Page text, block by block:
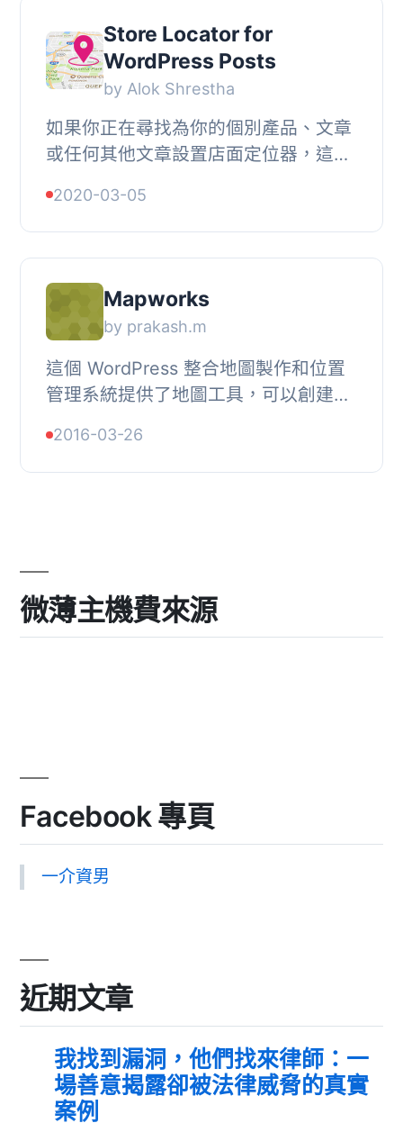
Store Locator for
WordPress Posts
by Alok Shrestha
如果你正在尋找為你的個別產品、文章
或任何其他文章設置店面定位器，這就
個易於使用的外掛程式，允許你創建店
面並在使用...
2020-03-05
Mapworks
by prakash.m
這個 WordPress 整合地圖製作和位置
管理系統提供了地圖工具，可以創建店
址地圖，並且擁有管理和顯示數量從幾
個到數千個重...
2016-03-26
微薄主機費來源
Facebook 專頁
一介資男
近期文章
我找到漏洞，他們找來律師：一
場善意揭露卻被法律威脅的真實
案例